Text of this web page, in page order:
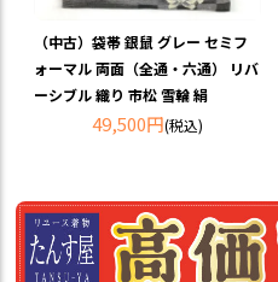
（中古）袋帯 銀鼠 グレー セミフ
ォーマル 両面（全通・六通） リバ
ーシブル 織り 市松 雪輪 絹
49,500円(税込)